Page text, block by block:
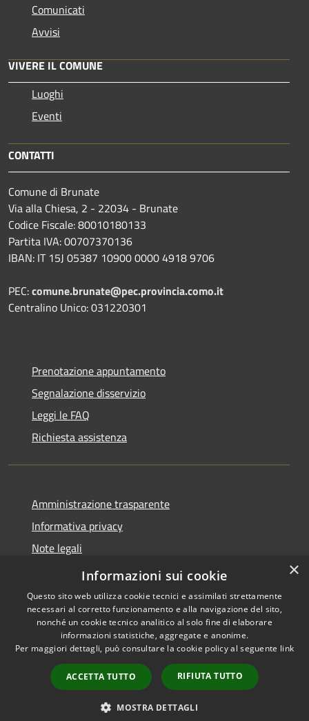
Comunicati
Avvisi
VIVERE IL COMUNE
Luoghi
Eventi
CONTATTI
Comune di Brunate
Via alla Chiesa, 2 - 22034 - Brunate
Codice Fiscale: 80010180133
Partita IVA: 00707370136
IBAN: IT 15J 05387 10900 0000 4918 9706
PEC:comune.brunate@pec.provincia.como.it
Centralino Unico: 031220301
Prenotazione appuntamento
Segnalazione disservizio
Leggi le FAQ
Richiesta assistenza
Amministrazione trasparente
Informativa privacy
Note legali
Dichiarazione di accessibilità
Accessibilità
Copyright © 2026 • Comune di
Brunate • Powered by
Municipium•
Accesso
redazione
×
Informazioni sui cookie
Questo sito web utilizza cookie tecnici e assimilati strettamente
necessari al corretto funzionamento e alla navigazione del sito,
nonché un cookie tecnico analitico al solo fine di elaborare
informazioni statistiche, aggregate e anonime.
Per maggiori dettagli, può consultare la cookie policy al seguente link
ACCETTA TUTTO RIFIUTA TUTTO
MOSTRA DETTAGLI